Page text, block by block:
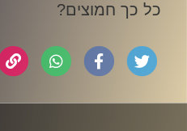
כל כך חמוצים?